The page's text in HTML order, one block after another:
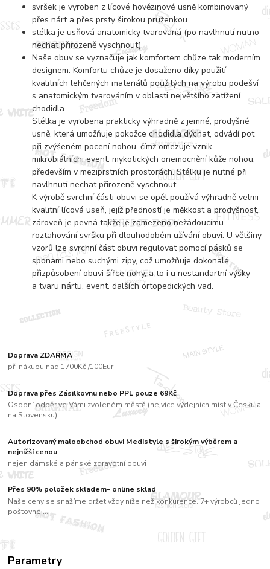
Doprava ZDARMA
při nákupu nad 1700Kč /100Eur
Doprava přes Zásilkovnu nebo PPL pouze 69Kč
Osobní odběr ve Vámi zvoleném městě (nejvíce výdejních míst v Česku a
na Slovensku)
Autorizovaný maloobchod obuvi Medistyle s širokým výběrem a
nejnižší cenou
nejen dámské a pánské zdravotní obuvi
Přes 90% položek skladem- online sklad
Naše ceny se snažíme držet vždy níže než konkurence. 7+ výrobců jedno
poštovné....
svršek je vyroben z lícové hovězinové usně kombinovaný
přes nárt a přes prsty širokou pruženkou
stélka je usňová anatomicky tvarovaná (po navlhnutí nutno
nechat přirozeně vyschnout)
Naše obuv se vyznačuje jak komfortem chůze tak moderním
designem. Komfortu chůze je dosaženo díky použití
kvalitních lehčených materiálů použitých na výrobu podešví
s anatomickým tvarováním v oblasti největšího zatížení
chodidla.
Stélka je vyrobena prakticky výhradně z jemné, prodyšné
usně, která umožňuje pokožce chodidla dýchat, odvádí pot
při zvýšeném pocení nohou, čímž omezuje vznik
mikrobiálních, event. mykotických onemocnění kůže nohou,
především v meziprstních prostorách. Stélku je nutné při
navlhnutí nechat přirozeně vyschnout.
K výrobě svrchní části obuvi se opět používá výhradně velmi
kvalitní lícová useň, jejíž předností je měkkost a prodyšnost,
zároveň je pevná takže je zamezeno nežádoucímu
roztahování svršku při dlouhodobém užívání obuvi. U většiny
vzorů lze svrchní část obuvi regulovat pomocí pásků se
sponami nebo suchými zipy, což umožňuje dokonalé
přizpůsobení obuvi šířce nohy, a to i u nestandartní výšky
a tvaru nártu, event. dalších ortopedických vad.
Parametry